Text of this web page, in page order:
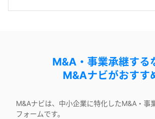
M&A・事業承継する
M&Aナビがおすす
M&Aナビは、中小企業に特化したM&A・事
フォームです。